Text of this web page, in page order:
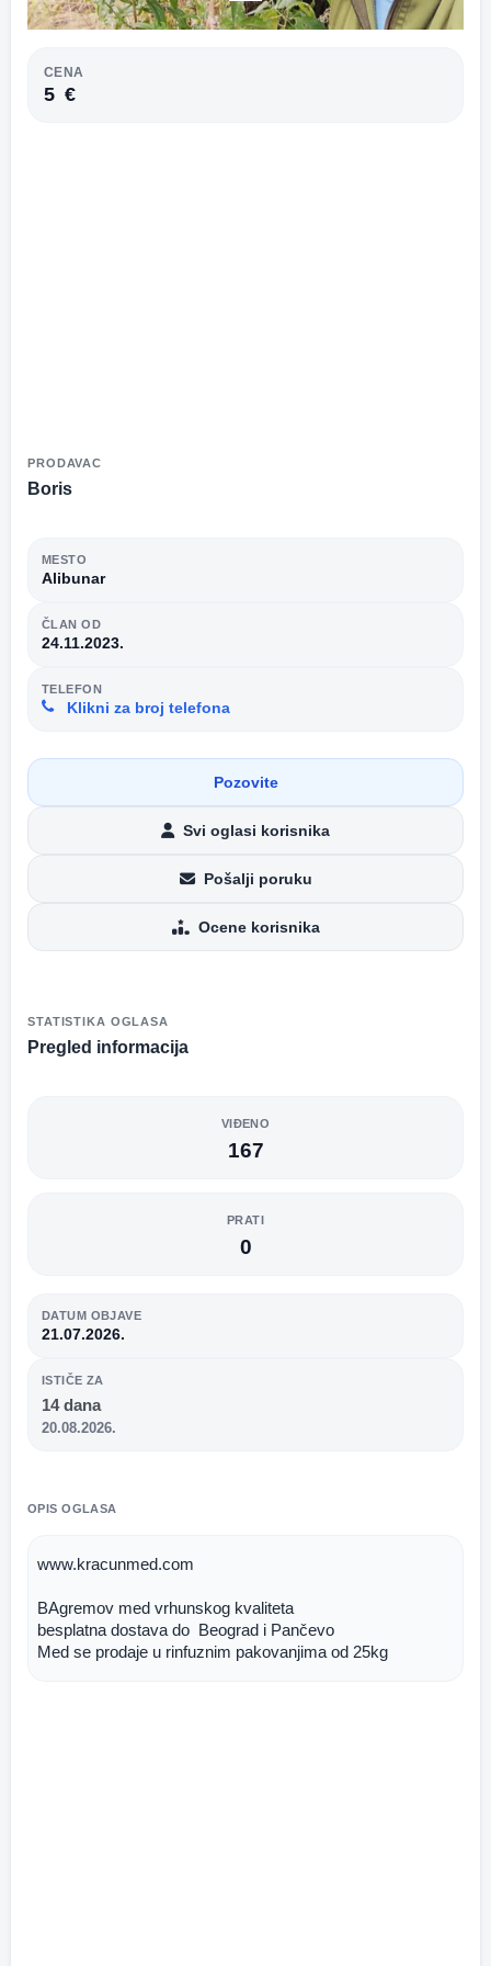
CENA
5 €
PRODAVAC
Boris
MESTO
Alibunar
ČLAN OD
24.11.2023.
TELEFON
Klikni za broj telefona
Pozovite
Svi oglasi korisnika
Pošalji poruku
Ocene korisnika
STATISTIKA OGLASA
Pregled informacija
VIĐENO
167
PRATI
0
DATUM OBJAVE
21.07.2026.
ISTIČE ZA
14 dana
20.08.2026.
OPIS OGLASA
www.kracunmed.com
BAgremov med vrhunskog kvaliteta
besplatna dostava do  Beograd i Pančevo
Med se prodaje u rinfuznim pakovanjima od 25kg